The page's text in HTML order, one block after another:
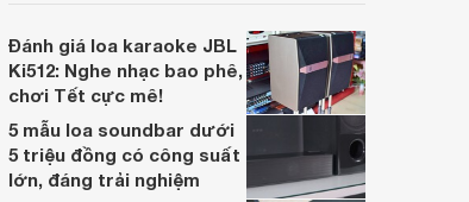
lớn, kết nối đa dạng, mà còn ghi điểm nhờ
“chất Marshall” cùng cấu trúc âm thanh
5.1.2 đầy hứa hẹn.
Đánh giá loa karaoke JBL
Ki512: Nghe nhạc bao phê,
chơi Tết cực mê!
5 mẫu loa soundbar dưới
5 triệu đồng có công suất
lớn, đáng trải nghiệm